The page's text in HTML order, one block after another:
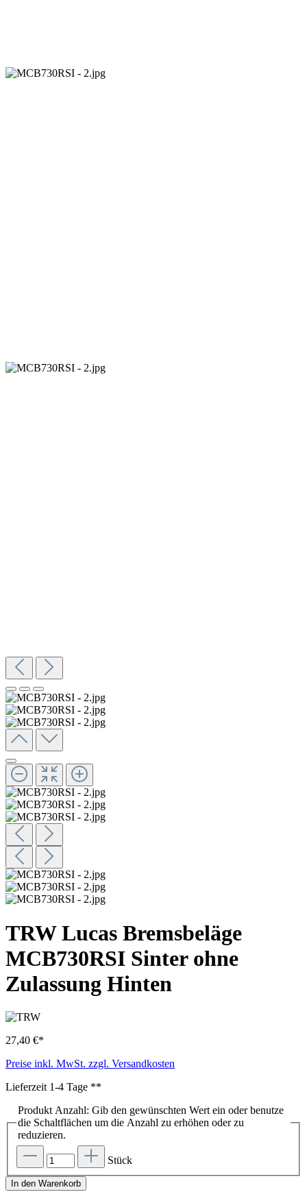
TRW Lucas Bremsbeläge
MCB730RSI Sinter ohne
Zulassung Hinten
27,40 €*
Preise inkl. MwSt. zzgl. Versandkosten
Lieferzeit 1-4 Tage **
Produkt Anzahl: Gib den gewünschten Wert ein oder benutze
die Schaltflächen um die Anzahl zu erhöhen oder zu
reduzieren.
Stück
In den Warenkorb